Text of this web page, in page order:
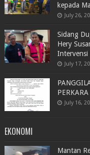
kepada
July 26,
Sidang
Hery
Intervensi
July 17,
July 16,
EKONOMI
Mantan